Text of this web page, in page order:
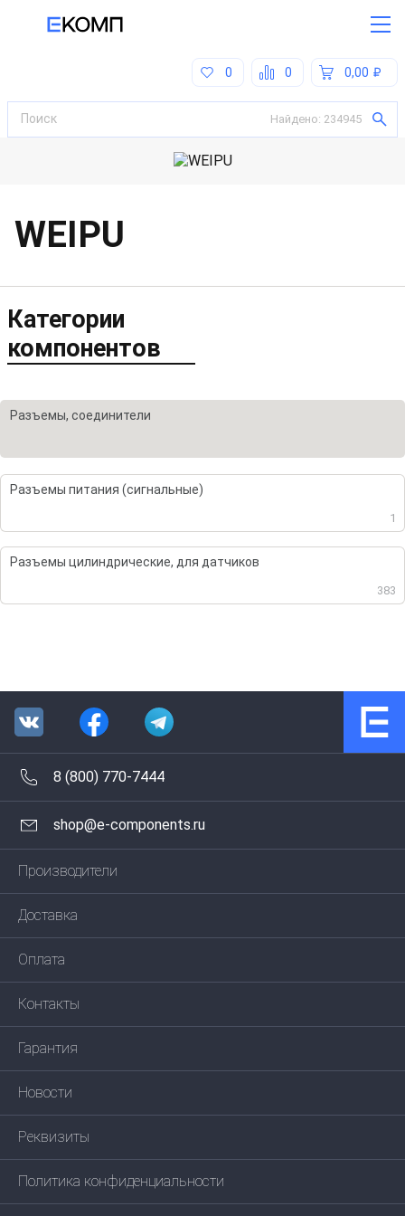
0,00
0
0
Найдено: 234945
WEIPU
Категории
компонентов
Разъемы, соединители
Разъемы питания (сигнальные)
1
Разъемы цилиндрические, для датчиков
383
8 (800) 770-7444
shop@e-components.ru
Производители
Доставка
Оплата
Контакты
Гарантия
Новости
Реквизиты
Политика конфиденциальности